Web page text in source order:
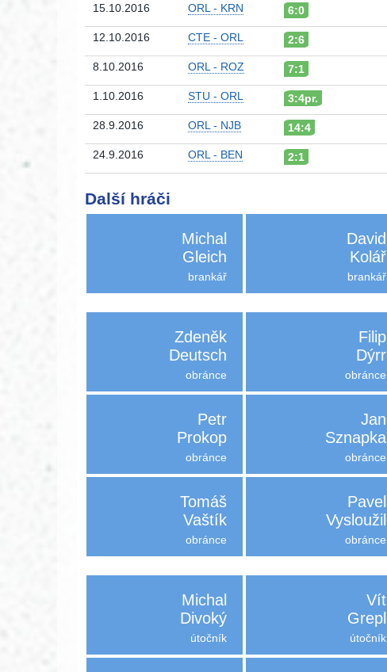
15.10.2016 ORL - KRN 6:0
12.10.2016 CTE - ORL 2:6
8.10.2016 ORL - ROZ 7:1
1.10.2016 STU - ORL 3:4pr.
28.9.2016 ORL - NJB 14:4
24.9.2016 ORL - BEN 2:1
Další hráči
Michal
Gleich
brankář
David
Kolář
brankář
Zdeněk
Deutsch
obránce
Filip
Dýrr
obránce
Petr
Prokop
obránce
Jan
Sznapka
obránce
Tomáš
Vaštík
obránce
Pavel
Vysloužil
obránce
Michal
Divoký
útočník
Vít
Grepl
útočník